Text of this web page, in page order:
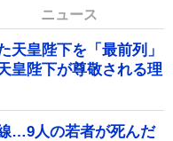
ニュース
天皇陛下を「最前列」
皇陛下が尊敬される理
…9人の若者が死んだ